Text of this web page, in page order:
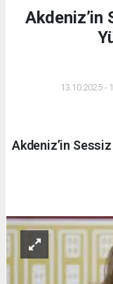
Akdeniz’in
13.10.2025 -
Akdeniz’in Sessiz